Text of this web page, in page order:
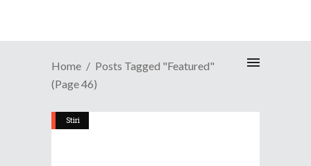
Home
Posts Tagged "Featured"
(Page 46)
Stiri